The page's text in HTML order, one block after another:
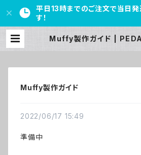
平日13時までのご注文で当日発
す！
Muffy製作ガイド |
Muffy製作ガイド
2022/06/17 15:49
準備中